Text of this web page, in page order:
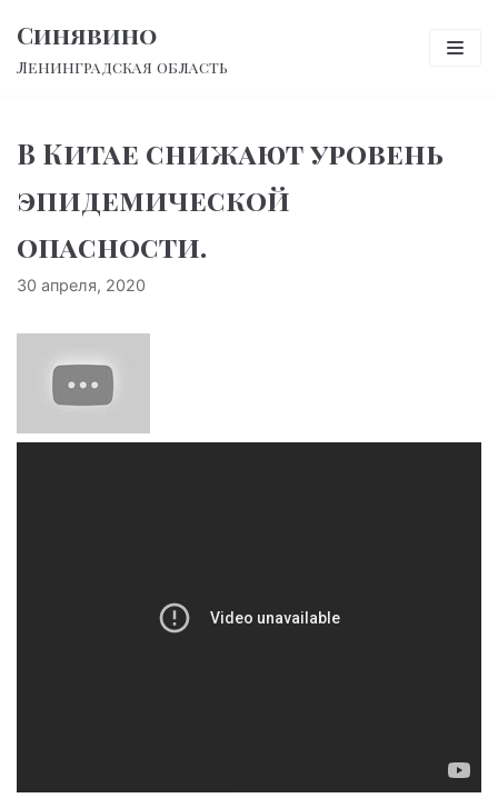
Перейти
к
Синявино
Ленинградская область
В Китае снижают уровень
эпидемической
опасности.
30 апреля, 2020